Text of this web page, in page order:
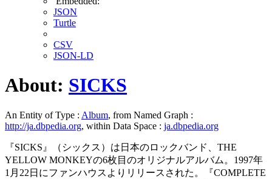
JSON
Turtle
CSV
JSON-LD
About: SICKS
An Entity of Type : Album, from Named Graph :
http://ja.dbpedia.org, within Data Space : ja.dbpedia.org
『SICKS』（シックス）は日本のロックバンド、THE
YELLOW MONKEYの6枚目のオリジナルアルバム。1997年
1月22日にファンハウスよりリリースされた。『COMPLETE